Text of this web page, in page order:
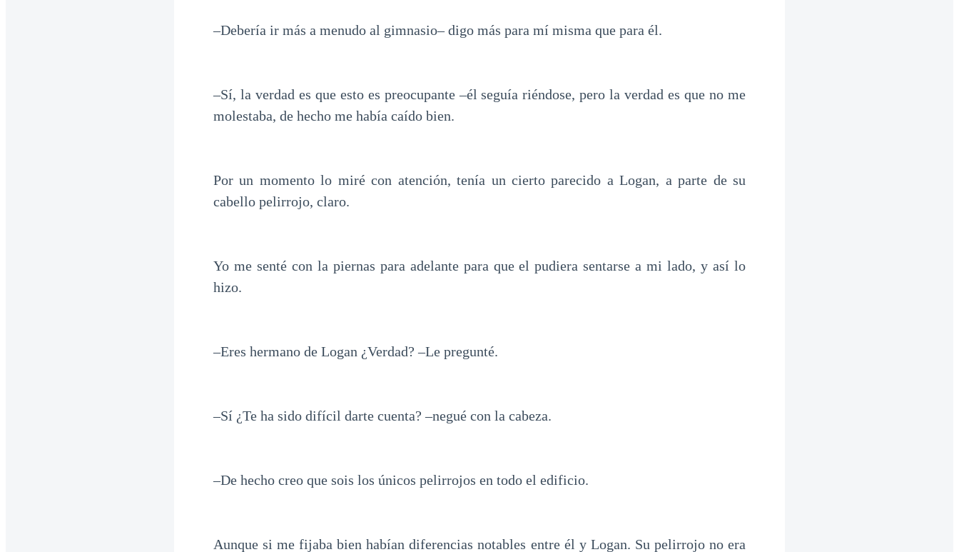
–Debería ir más a menudo al gimnasio– digo más para mí misma que para él.
–Sí, la verdad es que esto es preocupante –él seguía riéndose, pero la verdad es que no me
molestaba, de hecho me había caído bien.
Por un momento lo miré con atención, tenía un cierto parecido a Logan, a parte de su
cabello pelirrojo, claro.
Yo me senté con la piernas para adelante para que el pudiera sentarse a mi lado, y así lo
hizo.
–Eres hermano de Logan ¿Verdad? –Le pregunté.
–Sí ¿Te ha sido difícil darte cuenta? –negué con la cabeza.
–De hecho creo que sois los únicos pelirrojos en todo el edificio.
Aunque si me fijaba bien habían diferencias notables entre él y Logan. Su pelirrojo no era